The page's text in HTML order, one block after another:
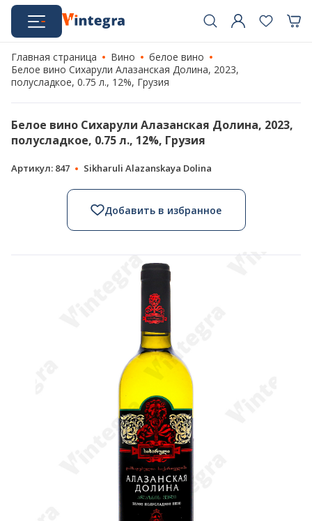
Главная страница Вино
белое вино
Белое вино Сихарули Алазанская Долина, 2023,
полусладкое, 0.75 л., 12%, Грузия
Белое вино Сихарули Алазанская Долина, 2023,
полусладкое, 0.75 л., 12%, Грузия
Артикул: 847 Sikharuli Alazanskaya Dolina
Добавить в избранное